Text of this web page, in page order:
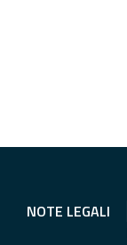
NOTE LEGALI